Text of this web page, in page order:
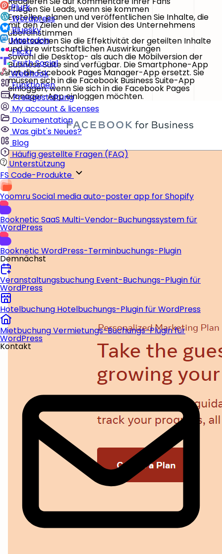
Plurk
Wordpress
Bluesky
Mastodon
Flickr
Truth Social
Webhook
Funktionen
Preisgestaltung
My account & licenses
Dokumentation
Was gibt's Neues?
Blog
Häufig gestellte Fragen (FAQ)
Unterstützung
FS Code-Produkte
YoomruSocial media auto-poster app for Shopify
Booknetic SaaS Multi-Vendor-Buchungssystem für
WordPress
Booknetic WordPress-Terminbuchungs-Plugin
Demnächst
Veranstaltungsbuchung Event-Buchungs-Plugin für
WordPress
Hotelbuchung Hotelbuchungs-Plugin für WordPress
MietbuchungVermietungs-Buchungs-Plugin für
WordPress
Kontakt
Pflegen Sie Leads, wenn sie kommen
Erstellen, planen und veröffentlichen Sie Inhalte, die
mit den Zielen und der Vision des Unternehmens
übereinstimmen
Untersuchen Sie die Effektivität der geteilten Inhalte
und ihre wirtschaftlichen Auswirkungen
Sowohl die Desktop- als auch die Mobilversion der
Business Suite sind verfügbar. Die Smartphone-App
hat die Facebook Pages Manager-App ersetzt. Sie
müssen sich in die Facebook Business Suite-App
einloggen, wenn Sie sich in die Facebook Pages
Manager-App einloggen möchten.